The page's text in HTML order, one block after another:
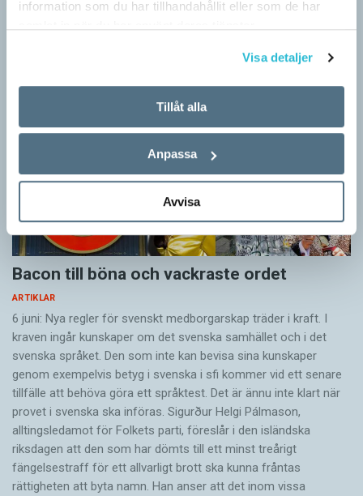
information som du har tillhandahållit eller som de har
Visa detaljer
Tillåt alla
Anpassa
Avvisa
Artiklar
Bacon till böna och vackraste ordet
ARTIKLAR
6 juni: Nya regler för svenskt medborgarskap träder i kraft. I
kraven ingår kunskaper om det svenska samhället och i det
svenska språket. Den som inte kan bevisa sina kunskaper
genom exempelvis betyg i svenska i sfi kommer vid ett senare
tillfälle att behöva göra ett språktest. Det är ännu inte klart när
provet i svenska ska införas. Sigurður Helgi Pálmason,
alltingsledamot för Folkets parti, föreslår i den isländska
riksdagen att den som har dömts till ett minst treårigt
fängelsestraff för ett allvarligt brott ska kunna fråntas
rättigheten att byta namn. Han anser att det inom vissa